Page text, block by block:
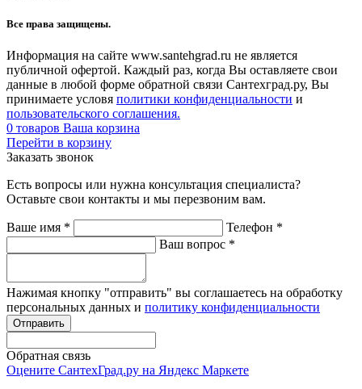
Все права защищены.
Информация на сайте www.santehgrad.ru не является
публичной офертой. Каждый раз, когда Вы оставляете свои
данные в любой форме обратной связи Сантехград.ру, Вы
принимаете условя политики конфиденциальности и
пользовательского соглашения.
0 товаров Ваша корзина
Перейти в корзину
Заказать звонок
Есть вопросы или нужна консультация специалиста?
Оставьте свои контакты и мы перезвоним вам.
Ваше имя * Телефон *
Ваш вопрос *
Нажимая кнопку "отправить" вы соглашаетесь на обработку
персональных данных и политику конфиденциальности
Обратная связь
Оцените СантехГрад.ру на Яндекс Маркете